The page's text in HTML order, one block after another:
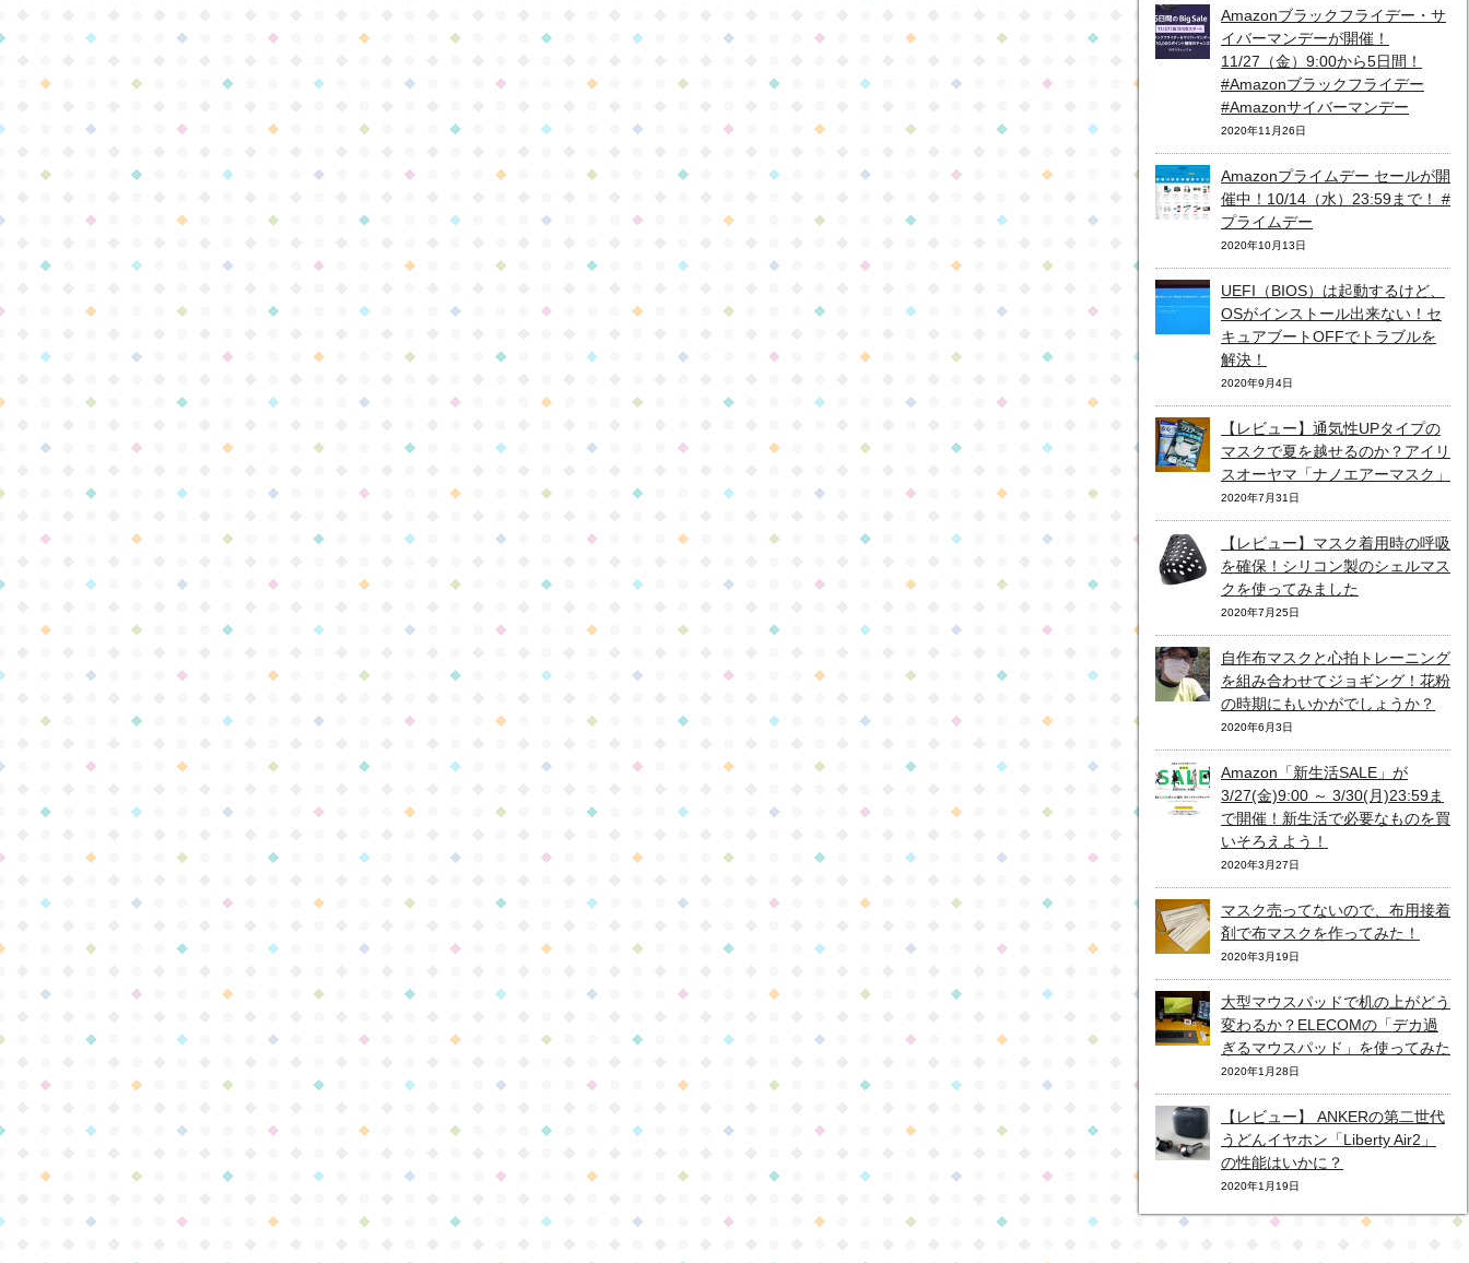
Amazonブラックフライデー・サ
イバーマンデーが開催！
11/27（金）9:00から5日間！
#Amazonブラックフライデー
#Amazonサイバーマンデー
2020年11月26日
Amazonプライムデー セールが開
催中！10/14（水）23:59まで！ #
プライムデー
2020年10月13日
UEFI（BIOS）は起動するけど、
OSがインストール出来ない！セ
キュアブートOFFでトラブルを
解決！
2020年9月4日
【レビュー】通気性UPタイプの
マスクで夏を越せるのか？アイリ
スオーヤマ「ナノエアーマスク」
2020年7月31日
【レビュー】マスク着用時の呼吸
を確保！シリコン製のシェルマス
クを使ってみました
2020年7月25日
自作布マスクと心拍トレーニング
を組み合わせてジョギング！花粉
の時期にもいかがでしょうか？
2020年6月3日
Amazon「新生活SALE」が
3/27(金)9:00 ～ 3/30(月)23:59ま
で開催！新生活で必要なものを買
いそろえよう！
2020年3月27日
マスク売ってないので、布用接着
剤で布マスクを作ってみた！
2020年3月19日
大型マウスパッドで机の上がどう
変わるか？ELECOMの「デカ過
ぎるマウスパッド」を使ってみた
2020年1月28日
【レビュー】 ANKERの第二世代
うどんイヤホン「Liberty Air2」
の性能はいかに？
2020年1月19日